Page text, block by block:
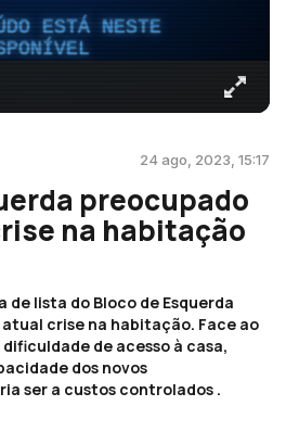
ESTÁ NESTE
24 ago, 2023, 15:17
preocupado
na habitação
de lista do Bloco de Esquerda
crise na habitação. Face ao
de acesso à casa,
dos novos
ser a custos controlados .